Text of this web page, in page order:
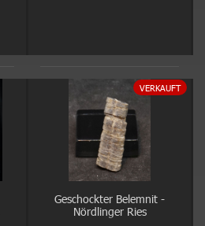
VERKAUFT
Geschockter Belemnit -
Nördlinger Ries